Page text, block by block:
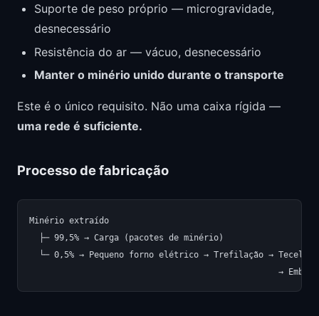
Suporte de peso próprio — microgravidade,
desnecessário
Resistência do ar — vácuo, desnecessário
Manter o minério unido durante o transporte
Este é o único requisito. Não uma caixa rígida —
uma rede é suficiente.
Processo de fabricação
Minério extraído
  ├─ 99,5% → Carga (pacotes de minério)
└─ 0,5% → Pequeno forno elétrico → Trefilação →